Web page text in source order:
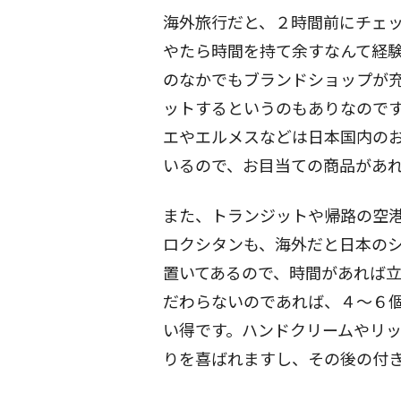
海外旅行だと、２時間前にチェ
やたら時間を持て余すなんて
のなかでもブランドショップが
ットするというのもありなので
エやエルメスなどは日本国内の
いるので、お目当ての商品があ
また、トランジットや帰路の空
ロクシタンも、海外だと日本の
置いてあるので、時間があれ
だわらないのであれば、４〜６
い得です。ハンドクリームやリ
りを喜ばれますし、その後の付